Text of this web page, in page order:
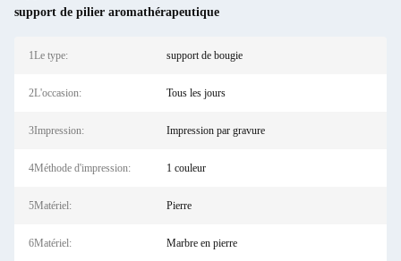
support de pilier aromathérapeutique
1Le type: support de bougie
2L'occasion: Tous les jours
3Impression: Impression par gravure
4Méthode d'impression: 1 couleur
5Matériel: Pierre
6Matériel: Marbre en pierre